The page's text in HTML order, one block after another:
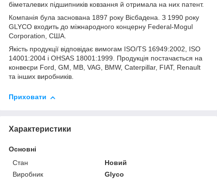
біметалевих підшипників ковзання й отримала на них патент.
Компанія була заснована 1897 року Вісбадена. З 1990 року
GLYCO входить до міжнародного концерну Federal-Mogul
Corporation, США.
Якість продукції відповідає вимогам ISO/TS 16949:2002, ISO
14001:2004 і OHSAS 18001:1999. Продукція постачається на
конвеєри Ford, GM, MB, VAG, BMW, Caterpillar, FIAT, Renault
та інших виробників.
Приховати
Характеристики
Основні
Стан
Новий
Виробник
Glyco